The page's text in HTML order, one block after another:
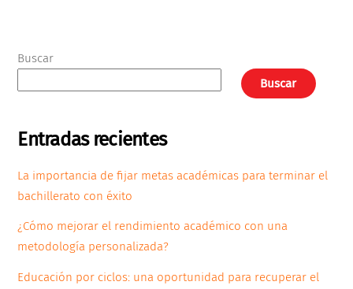
Buscar
Buscar
Entradas recientes
La importancia de fijar metas académicas para terminar el
bachillerato con éxito
¿Cómo mejorar el rendimiento académico con una
metodología personalizada?
Educación por ciclos: una oportunidad para recuperar el